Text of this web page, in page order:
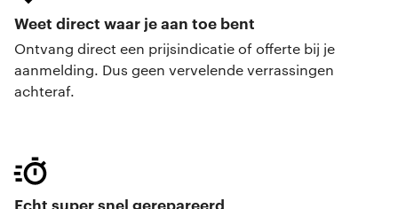
Weet direct waar je aan toe bent
Ontvang direct een prijsindicatie of offerte bij je
aanmelding. Dus geen vervelende verrassingen
achteraf.